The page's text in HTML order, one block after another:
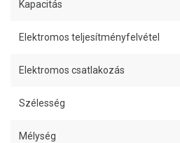
Kapacitás
Elektromos teljesítményfelvétel
Elektromos csatlakozás
Szélesség
Mélység